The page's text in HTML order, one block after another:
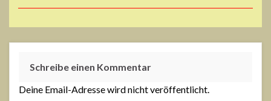
Schreibe einen Kommentar
Deine Email-Adresse wird nicht veröffentlicht.